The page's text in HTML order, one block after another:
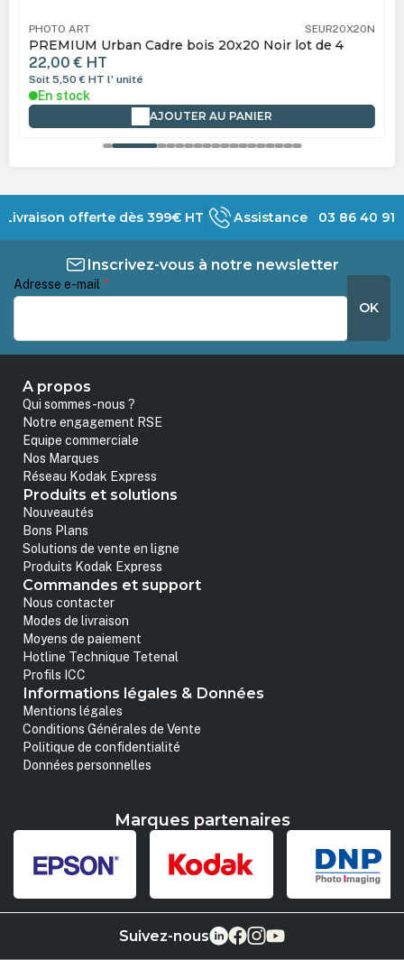
PHOTO ART SEUR20X20N
PREMIUM Urban Cadre bois 20x20 Noir lot de 4
22,00 € HT
Soit 5,50 € HT l' unité
En stock
AJOUTER AU PANIER
Livraison offerte dès 399€ HT Assistance 03 86 40 91
Inscrivez-vous à notre newsletter
Adresse e-mail *
OK
A propos
Qui sommes-nous ?
Notre engagement RSE
Equipe commerciale
Nos Marques
Réseau Kodak Express
Produits et solutions
Nouveautés
Bons Plans
Solutions de vente en ligne
Produits Kodak Express
Commandes et support
Nous contacter
Modes de livraison
Moyens de paiement
Hotline Technique Tetenal
Profils ICC
Informations légales & Données
Mentions légales
Conditions Générales de Vente
Politique de confidentialité
Données personnelles
Marques partenaires
Suivez-nous